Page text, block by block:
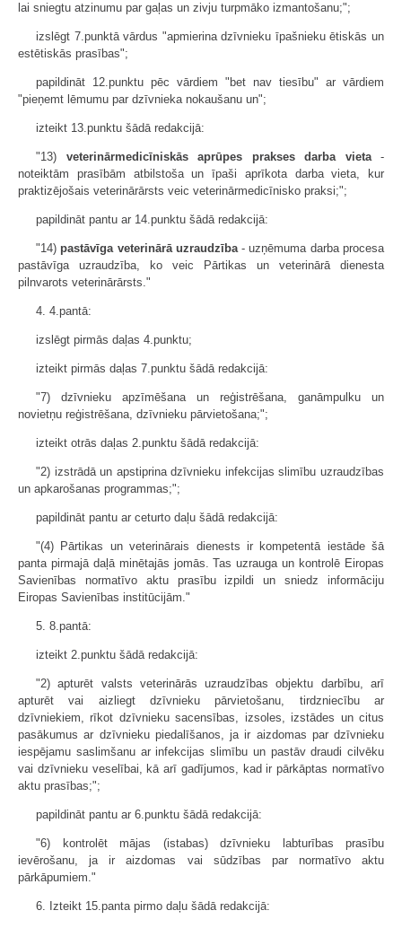
lai sniegtu atzinumu par gaļas un zivju turpmāko izmantošanu;";
izslēgt 7.punktā vārdus "apmierina dzīvnieku īpašnieku ētiskās un
estētiskās prasības";
papildināt 12.punktu pēc vārdiem "bet nav tiesību" ar vārdiem
"pieņemt lēmumu par dzīvnieka nokaušanu un";
izteikt 13.punktu šādā redakcijā:
"13) veterinārmedicīniskās aprūpes prakses darba vieta-
noteiktām prasībām atbilstoša un īpaši aprīkota darba vieta, kur
praktizējošais veterinārārsts veic veterinārmedicīnisko praksi;";
papildināt pantu ar 14.punktu šādā redakcijā:
"14) pastāvīga veterinārā uzraudzība- uzņēmuma darba procesa
pastāvīga uzraudzība, ko veic Pārtikas un veterinārā dienesta
pilnvarots veterinārārsts."
4. 4.pantā:
izslēgt pirmās daļas 4.punktu;
izteikt pirmās daļas 7.punktu šādā redakcijā:
"7) dzīvnieku apzīmēšana un reģistrēšana, ganāmpulku un
novietņu reģistrēšana, dzīvnieku pārvietošana;";
izteikt otrās daļas 2.punktu šādā redakcijā:
"2) izstrādā un apstiprina dzīvnieku infekcijas slimību uzraudzības
un apkarošanas programmas;";
papildināt pantu ar ceturto daļu šādā redakcijā:
"(4) Pārtikas un veterinārais dienests ir kompetentā iestāde šā
panta pirmajā daļā minētajās jomās. Tas uzrauga un kontrolē Eiropas
Savienības normatīvo aktu prasību izpildi un sniedz informāciju
Eiropas Savienības institūcijām."
5. 8.pantā:
izteikt 2.punktu šādā redakcijā:
"2) apturēt valsts veterinārās uzraudzības objektu darbību, arī
apturēt vai aizliegt dzīvnieku pārvietošanu, tirdzniecību ar
dzīvniekiem, rīkot dzīvnieku sacensības, izsoles, izstādes un citus
pasākumus ar dzīvnieku piedalīšanos, ja ir aizdomas par dzīvnieku
iespējamu saslimšanu ar infekcijas slimību un pastāv draudi cilvēku
vai dzīvnieku veselībai, kā arī gadījumos, kad ir pārkāptas normatīvo
aktu prasības;";
papildināt pantu ar 6.punktu šādā redakcijā:
"6) kontrolēt mājas (istabas) dzīvnieku labturības prasību
ievērošanu, ja ir aizdomas vai sūdzības par normatīvo aktu
pārkāpumiem."
6. Izteikt 15.panta pirmo daļu šādā redakcijā: